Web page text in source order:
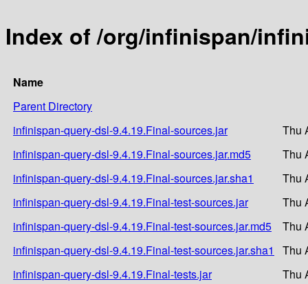
Index of /org/infinispan/
Name
Parent Directory
infinispan-query-dsl-9.4.19.Final-sources.jar
Thu
infinispan-query-dsl-9.4.19.Final-sources.jar.md5
Thu
infinispan-query-dsl-9.4.19.Final-sources.jar.sha1
Thu
infinispan-query-dsl-9.4.19.Final-test-sources.jar
Thu
infinispan-query-dsl-9.4.19.Final-test-sources.jar.md5
Thu
infinispan-query-dsl-9.4.19.Final-test-sources.jar.sha1
Thu
infinispan-query-dsl-9.4.19.Final-tests.jar
Thu